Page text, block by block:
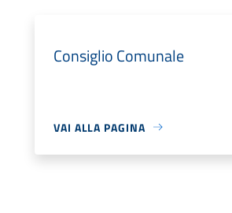
Consiglio Comunale
VAI ALLA PAGINA